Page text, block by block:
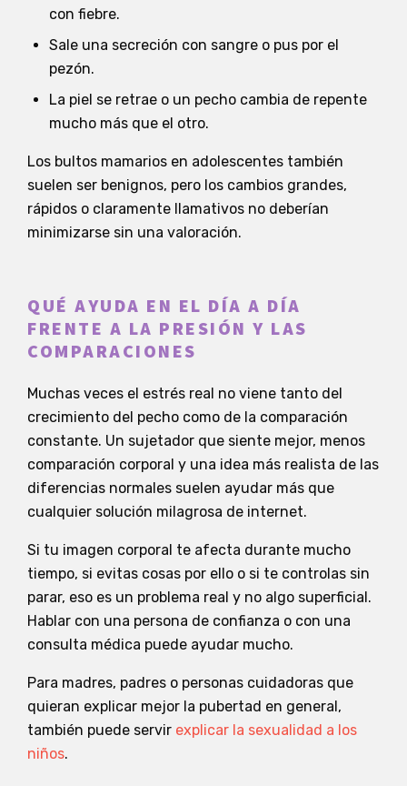
con fiebre.
Sale una secreción con sangre o pus por el
pezón.
La piel se retrae o un pecho cambia de repente
mucho más que el otro.
Los bultos mamarios en adolescentes también
suelen ser benignos, pero los cambios grandes,
rápidos o claramente llamativos no deberían
minimizarse sin una valoración.
QUÉ AYUDA EN EL DÍA A DÍA
FRENTE A LA PRESIÓN Y LAS
COMPARACIONES
Muchas veces el estrés real no viene tanto del
crecimiento del pecho como de la comparación
constante. Un sujetador que siente mejor, menos
comparación corporal y una idea más realista de las
diferencias normales suelen ayudar más que
cualquier solución milagrosa de internet.
Si tu imagen corporal te afecta durante mucho
tiempo, si evitas cosas por ello o si te controlas sin
parar, eso es un problema real y no algo superficial.
Hablar con una persona de confianza o con una
consulta médica puede ayudar mucho.
Para madres, padres o personas cuidadoras que
quieran explicar mejor la pubertad en general,
también puede servir explicar la sexualidad a los
niños.